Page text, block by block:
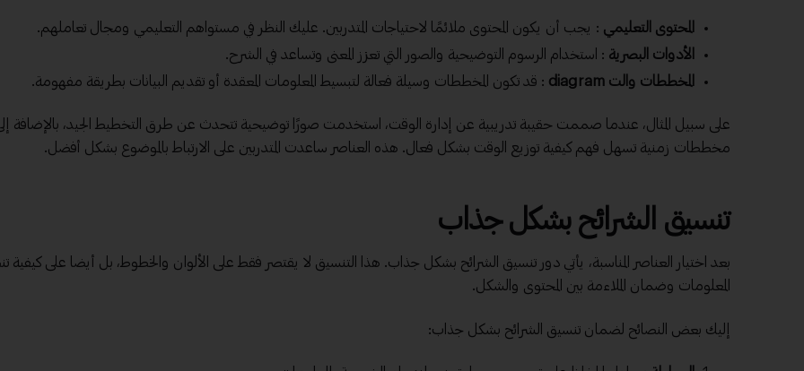
المحتوى التعليمي : يجب أن يكون المحتوى ملائمًا لاحتياجات المتدربين. عليك النظر في مستواهم التعليمي ومجال تعاملهم.
الأدوات البصرية : استخدام الرسوم التوضيحية والصور التي تعزز المعنى وتساعد في الشرح.
المخططات والت diagram
: قد تكون المخططات وسيلة فعالة لتبسيط المعلومات المعقدة أو تقديم البيانات بطريقة مفهومة.
على سبيل المثال، عندما صممت حقيبة تدريبية عن إدارة الوقت، استخدمت صورًا توضيحية تتحدث عن طرق التخطيط الجيد، بالإضافة
مخططات زمنية تسهل فهم كيفية توزيع الوقت بشكل فعال. هذه العناصر ساعدت المتدربين على الارتباط بالموضوع بشكل أفضل.
تنسيق الشرائح بشكل جذاب
بعد اختيار العناصر المناسبة، يأتي دور تنسيق الشرائح بشكل جذاب. هذا التنسيق لا يقتصر فقط على الألوان والخطوط، بل أيضا على كيفية
المعلومات وضمان الملاءمة بين المحتوى والشكل.
إليك بعض النصائح لضمان تنسيق الشرائح بشكل جذاب: